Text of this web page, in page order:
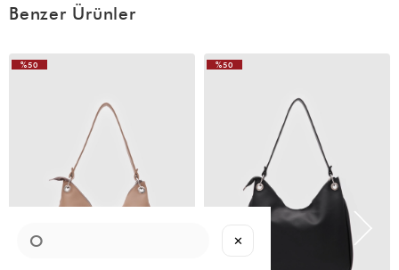
yağmurda karda biraz sorun olabilir ama gayet güzel tablet ve
Benzer Ürünler
%50
%50
✕